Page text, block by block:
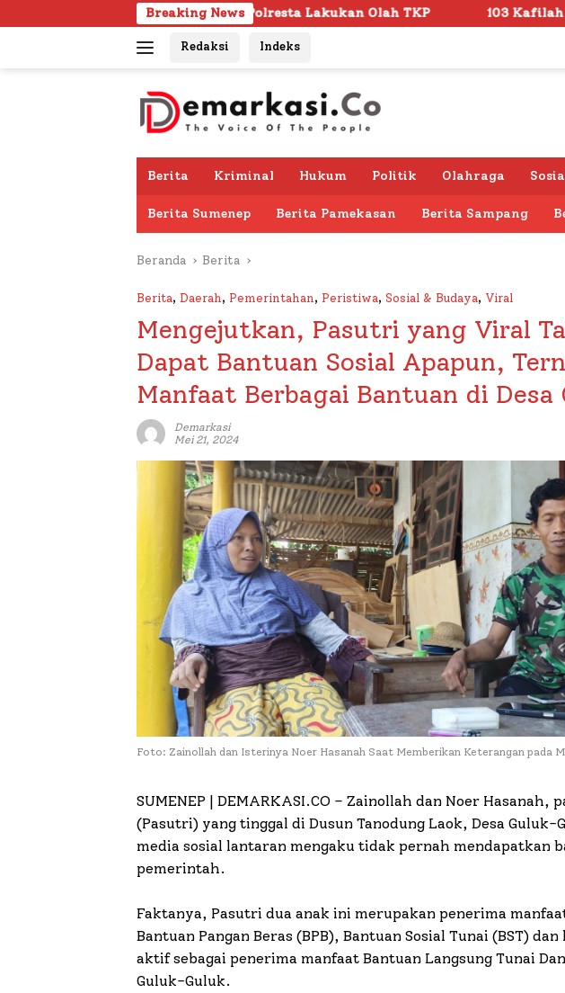
ke
Breaking News
Sumenep, Polresta Lakukan Olah TKP 103 Kafilah Siap Ramaikan MTQ
Redaksi Indeks
Berita Kriminal Hukum Politik Olahraga
Berita Sumenep Berita Pamekasan Berita Sampang
Beranda Berita
Berita, Daerah, Pemerintahan, Peristiwa, Sosial & Budaya, Viral
Mengejutkan, Pasutri yang Viral
Dapat Bantuan Sosial Apapun,
Manfaat Berbagai Bantuan di
Demarkasi
Mei 21, 2024
Foto: Zainollah dan Isterinya Noer Hasanah Saat Memberikan Keterangan pada
SUMENEP | DEMARKASI.CO – Zainollah dan Noer Hasanah,
(Pasutri) yang tinggal di Dusun Tanodung Laok, Desa
media sosial lantaran mengaku tidak pernah mendapatkan
pemerintah.
Faktanya, Pasutri dua anak ini merupakan penerima
Bantuan Pangan Beras (BPB), Bantuan Sosial Tunai (BST)
aktif sebagai penerima manfaat Bantuan Langsung Tunai
Guluk-Guluk.